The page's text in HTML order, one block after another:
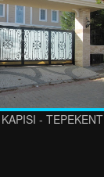
- TEPEKENT